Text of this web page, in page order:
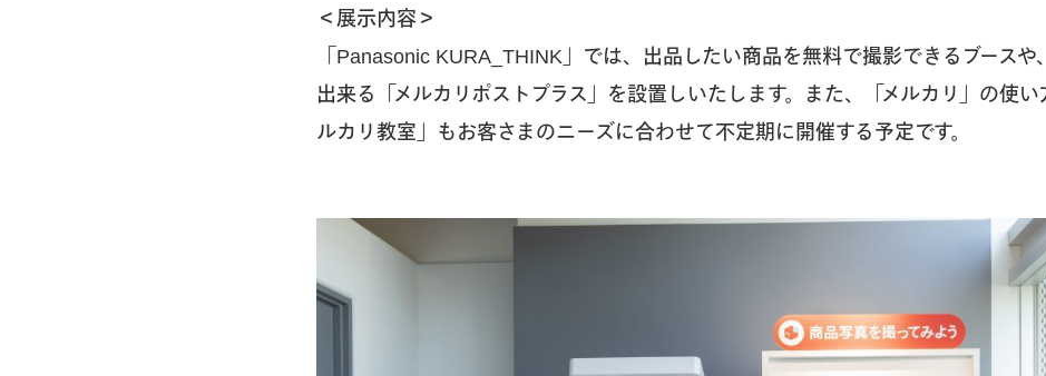
＜展示内容＞
「Panasonic KURA_THINK」では、出品したい商品を無料で撮影できるブースや
出来る「メルカリポストプラス」を設置しいたします。また、「メルカリ」の使い
ルカリ教室」もお客さまのニーズに合わせて不定期に開催する予定です。